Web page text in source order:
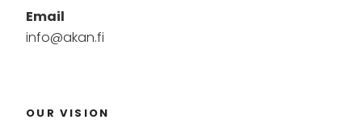
Email
info@akan.fi
OUR VISION